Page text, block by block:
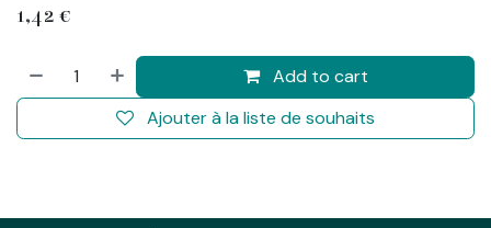
1,42 €
Add to cart
Ajouter à la liste de souhaits